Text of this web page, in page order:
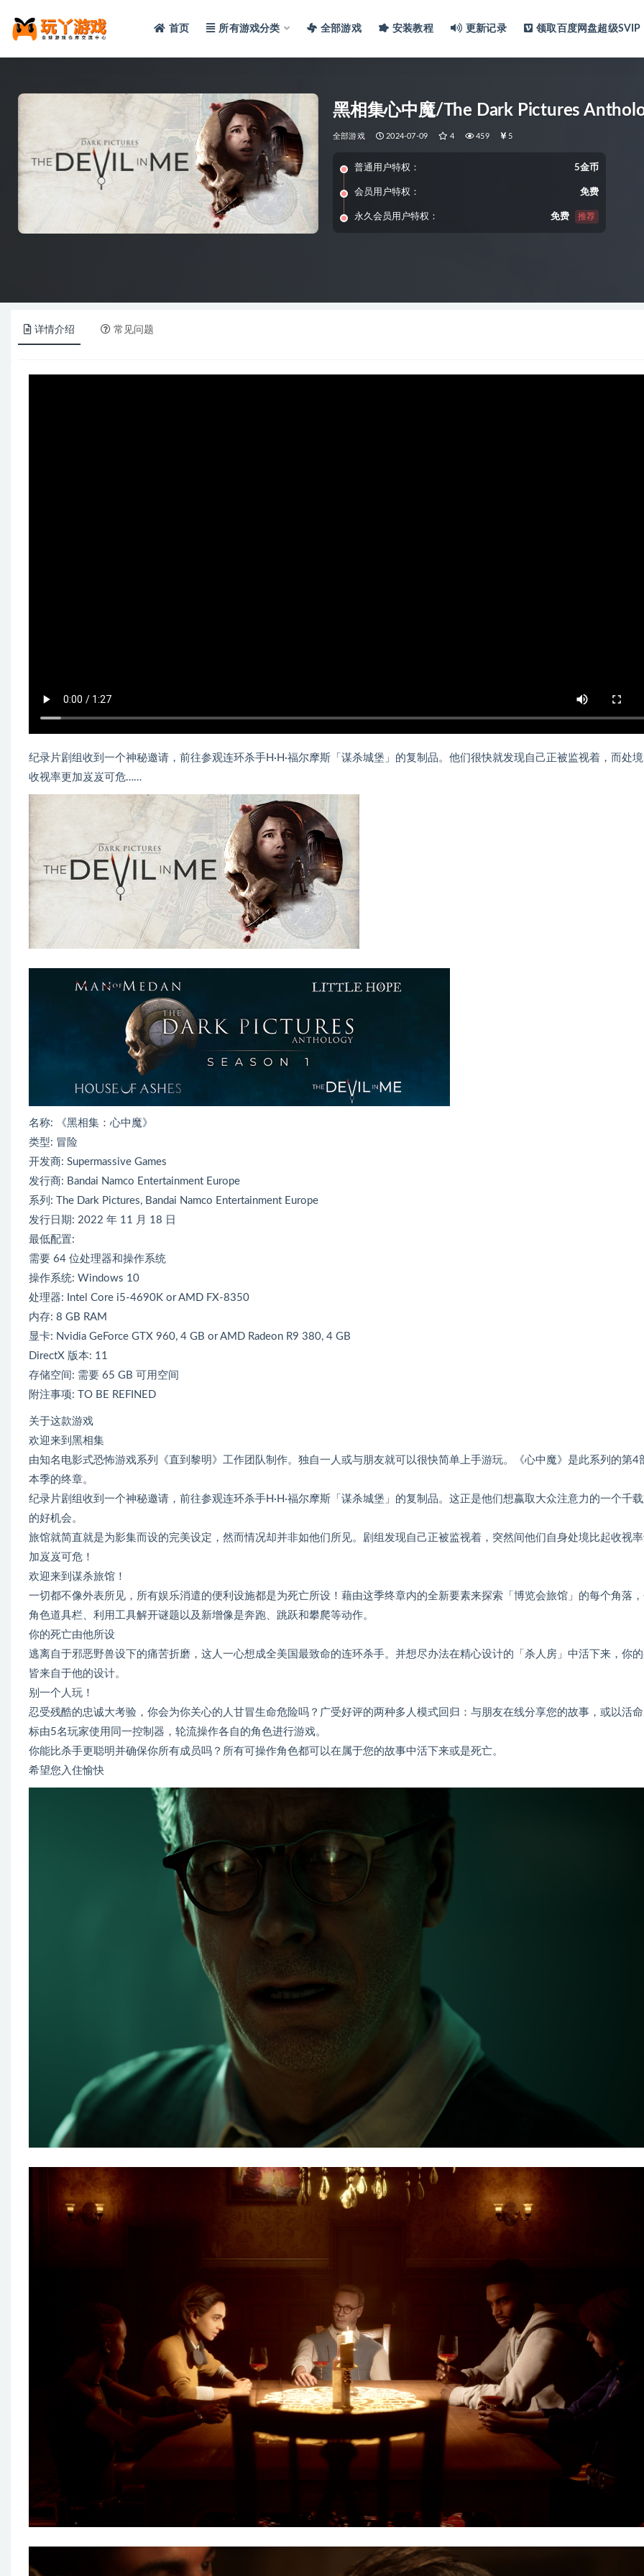
首页 所有游戏分类 全部游戏 安装教程 更新记录 领取百度网盘超级SVIP
黑相集心中魔/The Dark Pictures
全部游戏 2024-07-09 4 459 5
普通用户特权： 5金币
会员用户特权： 免费
永久会员用户特权： 免费 推荐
详情介绍 常见问题
纪录片剧组收到一个神秘邀请，前往参观连环杀手H·H·福尔摩斯「谋杀城堡」的复制品。他们很快就发现自己正被监视着，而处
收视率更加岌岌可危……
名称: 《黑相集：心中魔》
类型: 冒险
开发商: Supermassive Games
发行商: Bandai Namco Entertainment Europe
系列: The Dark Pictures, Bandai Namco Entertainment Europe
发行日期: 2022 年 11 月 18 日
最低配置:
需要 64 位处理器和操作系统
操作系统: Windows 10
处理器: Intel Core i5-4690K or AMD FX-8350
内存: 8 GB RAM
显卡: Nvidia GeForce GTX 960, 4 GB or AMD Radeon R9 380, 4 GB
DirectX 版本: 11
存储空间: 需要 65 GB 可用空间
附注事项: TO BE REFINED
关于这款游戏
欢迎来到黑相集
由知名电影式恐怖游戏系列《直到黎明》工作团队制作。独自一人或与朋友就可以很快简单上手游玩。《心中魔》是此系列的第4
本季的终章。
纪录片剧组收到一个神秘邀请，前往参观连环杀手H·H·福尔摩斯「谋杀城堡」的复制品。这正是他们想嬴取大众注意力的一个千
的好机会。
旅馆就简直就是为影集而设的完美设定，然而情况却并非如他们所见。剧组发现自己正被监视着，突然间他们自身处境比起收视
加岌岌可危！
欢迎来到谋杀旅馆！
一切都不像外表所见，所有娱乐消遣的便利设施都是为死亡所设！藉由这季终章内的全新要素来探索「博览会旅馆」的每个角落
角色道具栏、利用工具解开谜题以及新增像是奔跑、跳跃和攀爬等动作。
你的死亡由他所设
逃离自于邪恶野兽设下的痛苦折磨，这人一心想成全美国最致命的连环杀手。并想尽办法在精心设计的「杀人房」中活下来，你
皆来自于他的设计。
别一个人玩！
忍受残酷的忠诚大考验，你会为你关心的人甘冒生命危险吗？广受好评的两种多人模式回归：与朋友在线分享您的故事，或以活
标由5名玩家使用同一控制器，轮流操作各自的角色进行游戏。
你能比杀手更聪明并确保你所有成员吗？所有可操作角色都可以在属于您的故事中活下来或是死亡。
希望您入住愉快